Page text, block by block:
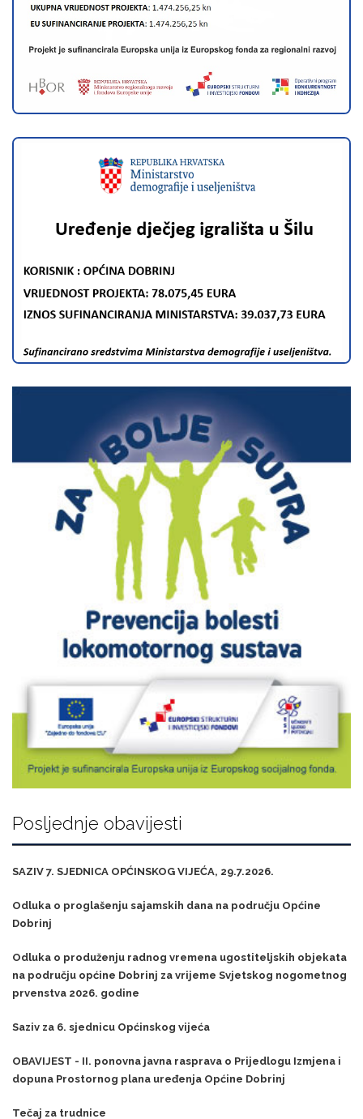
Posljednje obavijesti
SAZIV 7. SJEDNICA OPĆINSKOG VIJEĆA, 29.7.2026.
Odluka o proglašenju sajamskih dana na području Općine
Dobrinj
Odluka o produženju radnog vremena ugostiteljskih objekata
na području općine Dobrinj za vrijeme Svjetskog nogometnog
prvenstva 2026. godine
Saziv za 6. sjednicu Općinskog vijeća
OBAVIJEST - II. ponovna javna rasprava o Prijedlogu Izmjena i
dopuna Prostornog plana uređenja Općine Dobrinj
Tečaj za trudnice